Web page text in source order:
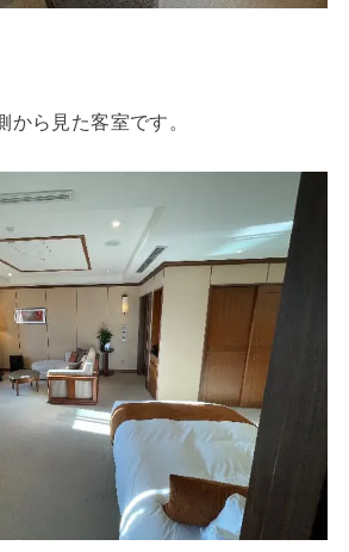
から見た客室です。